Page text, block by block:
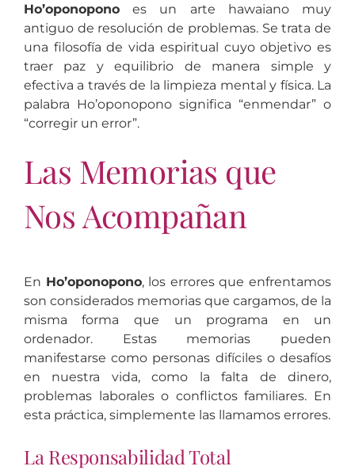
Ho’oponoponoes un arte hawaiano muy
antiguo de resolución de problemas. Se trata de
una filosofía de vida espiritual cuyo objetivo es
traer paz y equilibrio de manera simple y
efectiva a través de la limpieza mental y física. La
palabra Ho’oponopono significa “enmendar” o
“corregir un error”.
Las Memorias que
Nos Acompañan
En Ho’oponopono, los errores que enfrentamos
son considerados memorias que cargamos, de la
misma forma que un programa en un
ordenador. Estas memorias pueden
manifestarse como personas difíciles o desafíos
en nuestra vida, como la falta de dinero,
problemas laborales o conflictos familiares. En
esta práctica, simplemente las llamamos errores.
La Responsabilidad Total